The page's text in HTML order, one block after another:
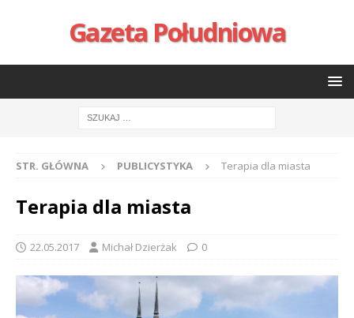
Gazeta Południowa
STR. GŁÓWNA PUBLICYSTYKA Terapia dla miasta
Terapia dla miasta
22.05.2017 Michał Dzierżak 0